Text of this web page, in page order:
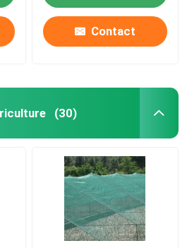
Contact
(30)